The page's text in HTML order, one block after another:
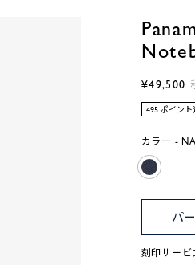
¥49,500
495 ポイント
カラー -
パ
刻印サービ